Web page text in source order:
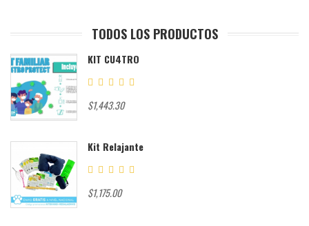
TODOS LOS PRODUCTOS
KIT CU4TRO
$1,443.30
Kit Relajante
$1,175.00